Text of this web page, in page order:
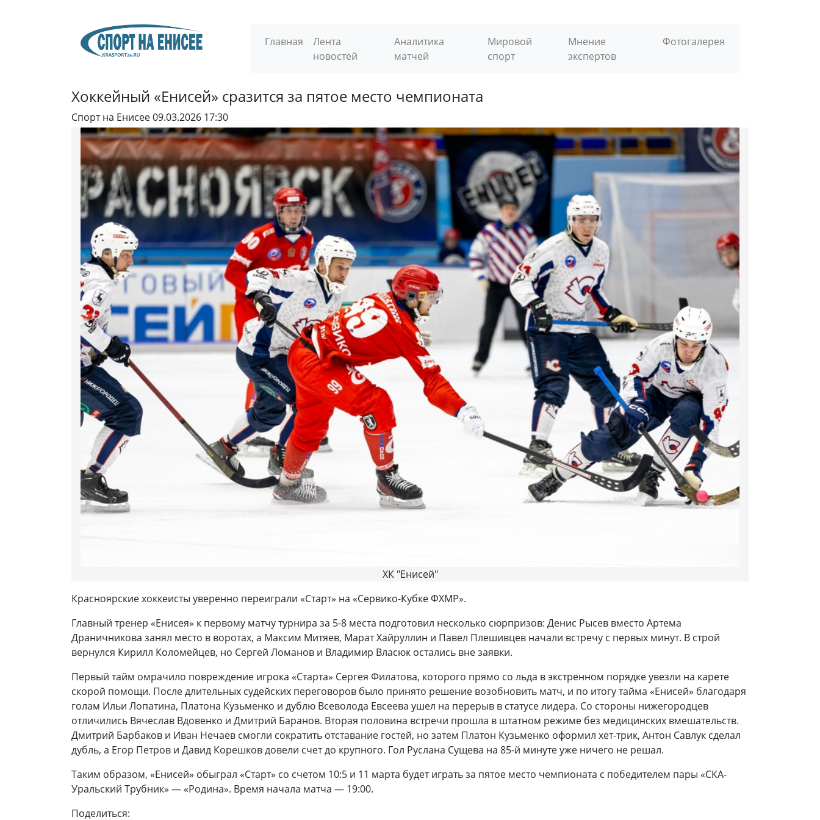
Главная
Лента
новостей
Аналитика
матчей
Мировой
спорт
Мнение
экспертов
Фотогалерея
Хоккейный «Енисей» сразится за пятое место чемпионата
Спорт на Енисее09.03.2026 17:30
ХК "Енисей"
Красноярские хоккеисты уверенно переиграли «Старт» на «Сервико-Кубке ФХМР».
Главный тренер «Енисея» к первому матчу турнира за 5-8 места подготовил несколько сюрпризов: Денис Рысев вместо Артема
Драничникова занял место в воротах, а Максим Митяев, Марат Хайруллин и Павел Плешивцев начали встречу с первых минут. В строй
вернулся Кирилл Коломейцев, но Сергей Ломанов и Владимир Власюк остались вне заявки.
Первый тайм омрачило повреждение игрока «Старта» Сергея Филатова, которого прямо со льда в экстренном порядке увезли на карете
скорой помощи. После длительных судейских переговоров было принято решение возобновить матч, и по итогу тайма «Енисей» благодаря
голам Ильи Лопатина, Платона Кузьменко и дублю Всеволода Евсеева ушел на перерыв в статусе лидера. Со стороны нижегородцев
отличились Вячеслав Вдовенко и Дмитрий Баранов. Вторая половина встречи прошла в штатном режиме без медицинских вмешательств.
Дмитрий Барбаков и Иван Нечаев смогли сократить отставание гостей, но затем Платон Кузьменко оформил хет-трик, Антон Савлук сделал
дубль, а Егор Петров и Давид Корешков довели счет до крупного. Гол Руслана Сущева на 85-й минуте уже ничего не решал.
Таким образом, «Енисей» обыграл «Старт» со счетом 10:5 и 11 марта будет играть за пятое место чемпионата с победителем пары «СКА-
Уральский Трубник» — «Родина». Время начала матча — 19:00.
Поделиться: